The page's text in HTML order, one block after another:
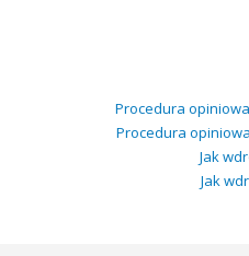
Procedura
Procedura
Jak
Jak